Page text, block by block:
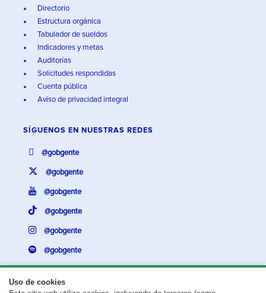
Uso de cookies
Directorio
Estructura orgánica
Tabulador de sueldos
Indicadores y metas
Auditorías
Solicitudes respondidas
Cuenta pública
Aviso de privacidad integral
SÍGUENOS EN NUESTRAS REDES
@gobgente
@gobgente
@gobgente
@gobgente
@gobgente
@gobgente